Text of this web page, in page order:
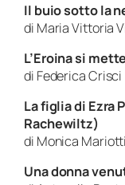
Il buio sotto la
di Maria Vittoria
L’Eroina si
di Federica Crisci
La figlia di Ezra
Rachewiltz)
di Monica
Una donna